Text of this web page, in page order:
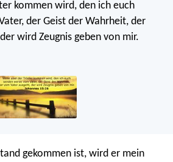
kommen wird, den ich euch
der Geist der Wahrheit, der
wird Zeugnis geben von mir.
gekommen ist, wird er mein